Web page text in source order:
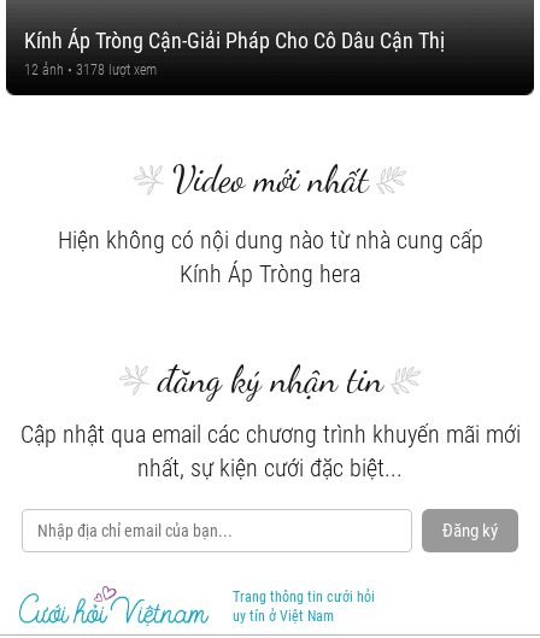
Kính Áp Tròng Cận-Giải Pháp Cho Cô Dâu Cận Thị
12 ảnh • 3178 lượt xem
Video mới nhất
Hiện không có nội dung nào từ nhà cung cấp
Kính Áp Tròng hera
đăng ký nhận tin
Cập nhật qua email các chương trình khuyến mãi mới
nhất, sự kiện cưới đặc biệt...
Đăng ký
Trang thông tin cưới hỏi
uy tín ở Việt Nam